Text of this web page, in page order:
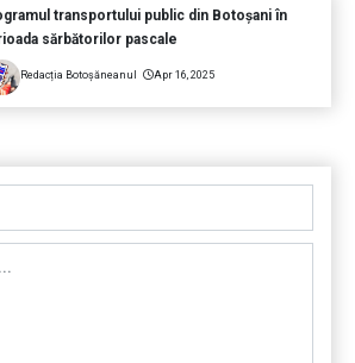
transportului public din Botoșani în
sărbătorilor pascale
Redacția Botoșăneanul Apr 16, 2025